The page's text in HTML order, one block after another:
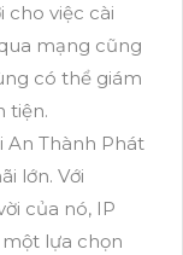
cho việc cài
mạng cũng
có thể giám
tiện.
An Thành Phát
lớn. Với
của nó, IP
một lựa chọn